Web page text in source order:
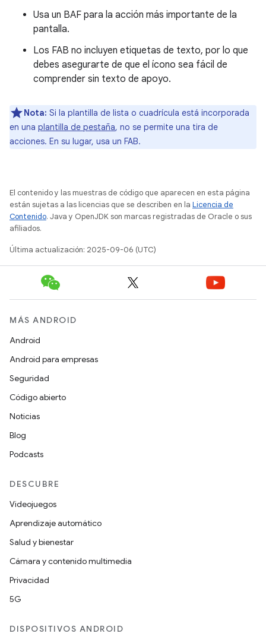
Usa un BAF para la acción más importante de la
pantalla.
Los FAB no incluyen etiquetas de texto, por lo que
debes asegurarte de que el ícono sea fácil de
comprender sin texto de apoyo.
Nota: Si la plantilla de lista o cuadrícula está incorporada
en una plantilla de pestaña, no se permite una tira de
acciones. En su lugar, usa un FAB.
El contenido y las muestras de código que aparecen en esta página
están sujetas a las licencias que se describen en la Licencia de
Contenido. Java y OpenJDK son marcas registradas de Oracle o sus
afiliados.
Última actualización: 2025-09-06 (UTC)
MÁS ANDROID
Android
Android para empresas
Seguridad
Código abierto
Noticias
Blog
Podcasts
DESCUBRE
Videojuegos
Aprendizaje automático
Salud y bienestar
Cámara y contenido multimedia
Privacidad
5G
DISPOSITIVOS ANDROID